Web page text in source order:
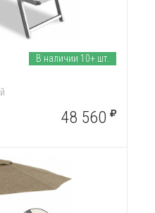
В наличии 10+ шт.
48 560